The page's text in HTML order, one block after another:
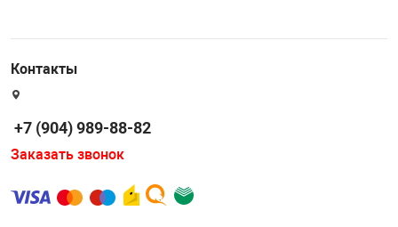
Контакты
+7 (904) 989-88-82
Заказать звонок